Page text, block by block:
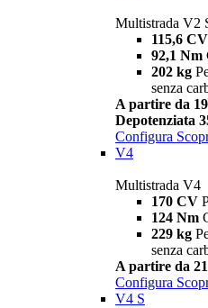
Multistrada V2
115,6 CV
92,1 Nm
202 kg
senza
A partire da
Depotenziata
Configura
V4
Multistrada V4
170 CV
124 Nm
229 kg
senza
A partire da
Configura
V4 S